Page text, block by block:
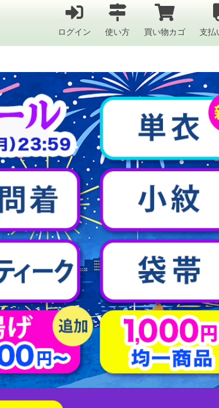
ログイン 使い方 買い物カゴ 支払